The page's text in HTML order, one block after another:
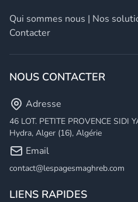
Qui sommes nous | Nos
Contacter
NOUS CONTACTER
Adresse
46 LOT. PETITE PROVENCE SIDI
Hydra, Alger (16), Algérie
Email
contact@lespagesmaghreb.com
LIENS RAPIDES